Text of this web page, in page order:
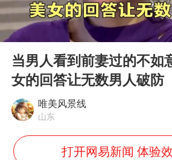
因凡蒂诺首
《Monica》
人贩子“梅姨”
普京宣布多
Play
00:00
当男人看到前妻过的不如
女的回答让无数男人破防
唯美风景线
山东
打开网易新闻 体验